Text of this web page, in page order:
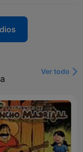
Ver todo